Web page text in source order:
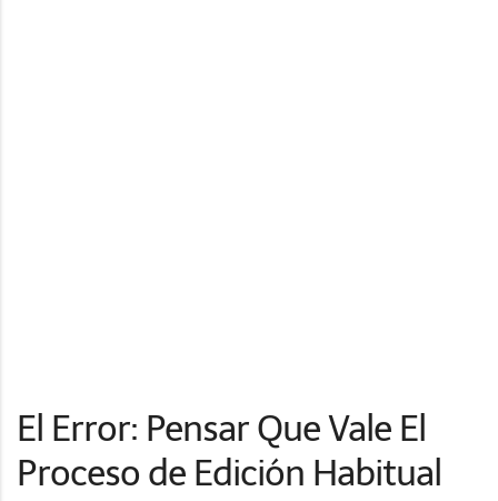
El Error: Pensar Que Vale El
Proceso de Edición Habitual